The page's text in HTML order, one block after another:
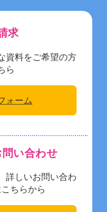
求
資料をご希望の方
ら
ォーム
い合わせ
詳しいお問い合わ
ちらから